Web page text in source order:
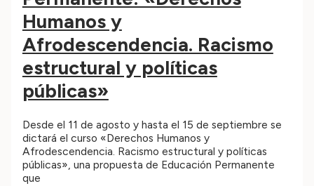
Humanos y
Afrodescendencia. Racismo
estructural y políticas
públicas»
Desde el 11 de agosto y hasta el 15 de septiembre se
dictará el curso «Derechos Humanos y
Afrodescendencia. Racismo estructural y políticas
públicas», una propuesta de Educación Permanente
que